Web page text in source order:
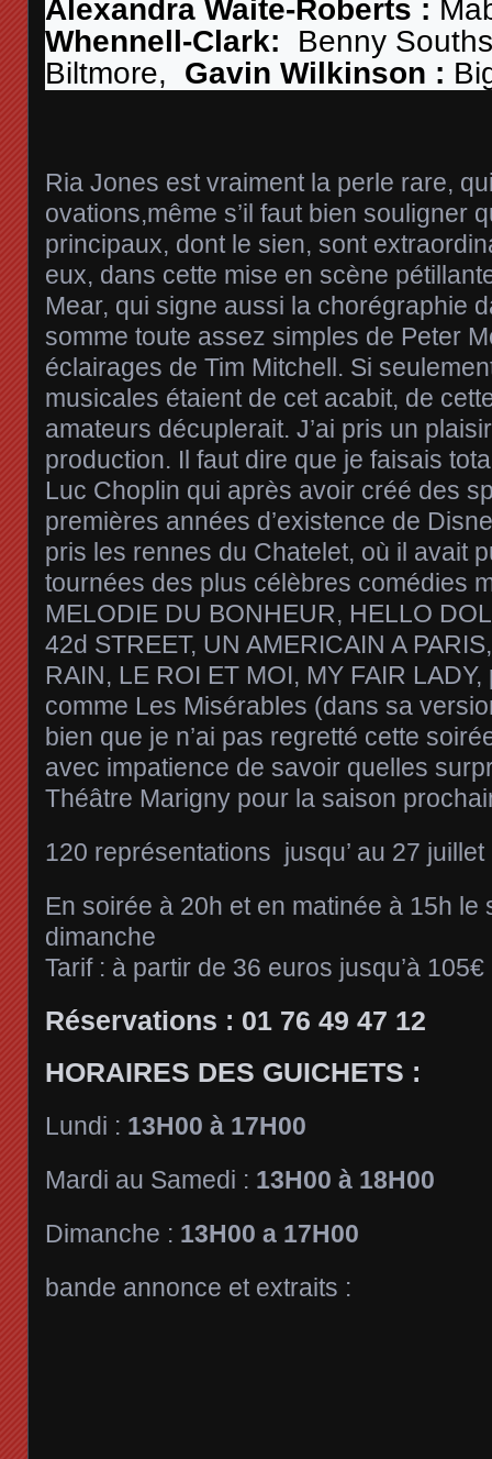
Alexandra Waite-Roberts :
Whennell-Clark: Benny
Biltmore, Gavin Wilkinson :
Ria Jones est vraiment la perle rare,
ovations,même s’il faut bien souligner
principaux, dont le sien, sont
eux, dans cette mise en scène
Mear, qui signe aussi la chorégraphie
somme toute assez simples de Peter
éclairages de Tim Mitchell. Si
musicales étaient de cet acabit, de
amateurs décuplerait. J’ai pris un
production. Il faut dire que je faisais
Luc Choplin qui après avoir créé des
premières années d’existence de
pris les rennes du Chatelet, où il avait
tournées des plus célèbres comédies
MELODIE DU BONHEUR, HELLO
42d STREET, UN AMERICAIN A
RAIN, LE ROI ET MOI, MY FAIR LADY,
comme Les Misérables (dans sa
bien que je n’ai pas regretté cette
avec impatience de savoir quelles
Théâtre Marigny pour la saison
120 représentations jusqu’ au 27 juillet
En soirée à 20h et en matinée à 15h le
dimanche
Tarif : à partir de 36 euros jusqu’à
Réservations : 01 76 49 47 12
HORAIRES DES GUICHETS :
Lundi : 13H00 à 17H00
Mardi au Samedi : 13H00 à 18H00
Dimanche : 13H00 a 17H00
bande annonce et extraits :